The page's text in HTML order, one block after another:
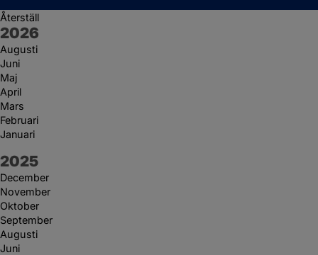
Återställ
År:
2026
Augusti
Juni
Maj
April
Mars
Februari
Januari
År:
2025
December
November
Oktober
September
Augusti
Juni